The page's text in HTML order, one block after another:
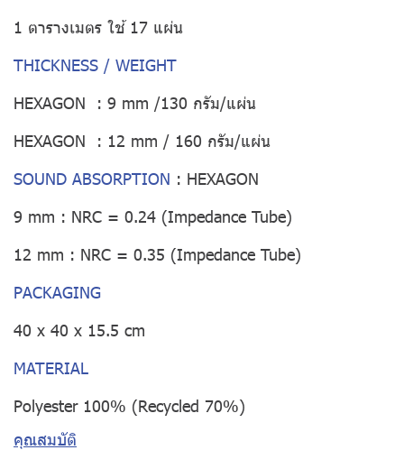
1 ตารางเมตร ใช้ 17 แผ่น
THICKNESS / WEIGHT
HEXAGON : 9 mm /130 กรัม/แผ่น
HEXAGON : 12 mm / 160 กรัม/แผ่น
SOUND ABSORPTION : HEXAGON
9 mm : NRC = 0.24 (Impedance Tube)
12 mm : NRC = 0.35 (Impedance Tube)
PACKAGING
40 x 40 x 15.5 cm
MATERIAL
Polyester 100% (Recycled 70%)
คุณสมบัติ